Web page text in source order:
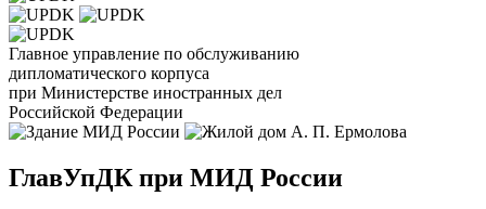
Главное управление по обслуживанию
дипломатического корпуса
при Министерстве иностранных дел
Российской Федерации
ГлавУпДК при МИД России